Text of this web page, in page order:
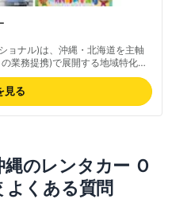
ョナル)は、沖縄・北海道を主軸
業務提携)で展開する地域特化型
ブリッド/エコ・SUV/クロスオー
アルファード(プレミアム)・キャ
ゾート観光から大人数旅行まで対
提供、車両は3年以下の新しさで
見る
縄のレンタカー Ｏ
よくある質問